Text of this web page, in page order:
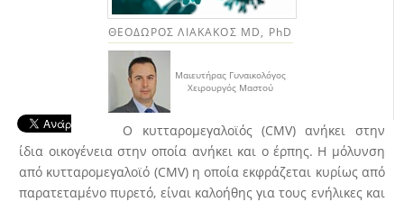
ΘΕΟΔΩΡΟΣ ΛΙΑΚΑΚΟΣ MD, PhD
Μαιευτήρας Γυναικολόγος
Χειρουργός Μαστού
Ο κυτταρομεγαλοϊός (CMV) ανήκει στην
ίδια οικογένεια στην οποία ανήκει και ο έρπης. Η μόλυνση
από κυτταρομεγαλοϊό (CMV) η οποία εκφράζεται κυρίως από
παρατεταμένο πυρετό, είναι καλοήθης για τους ενήλικες και